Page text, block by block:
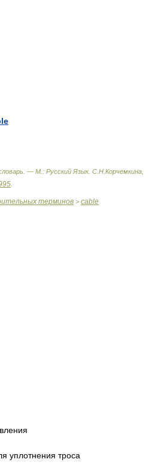
— М.: Русский Язык. С.Н.Корчемкина,
терминов > cable
уплотнения троса